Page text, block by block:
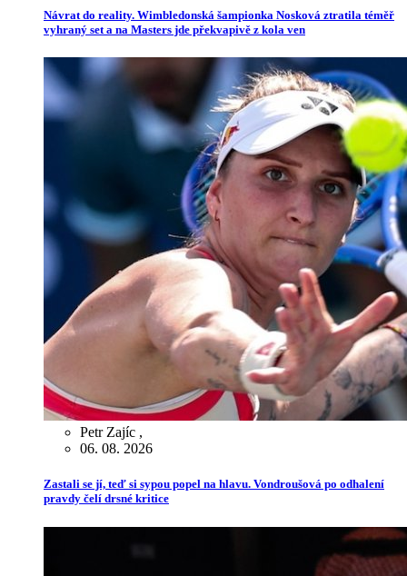
Návrat do reality. Wimbledonská šampionka Nosková ztratila téměř
vyhraný set a na Masters jde překvapivě z kola ven
Petr Zajíc ,
06. 08. 2026
Zastali se jí, teď si sypou popel na hlavu. Vondroušová po odhalení
pravdy čelí drsné kritice